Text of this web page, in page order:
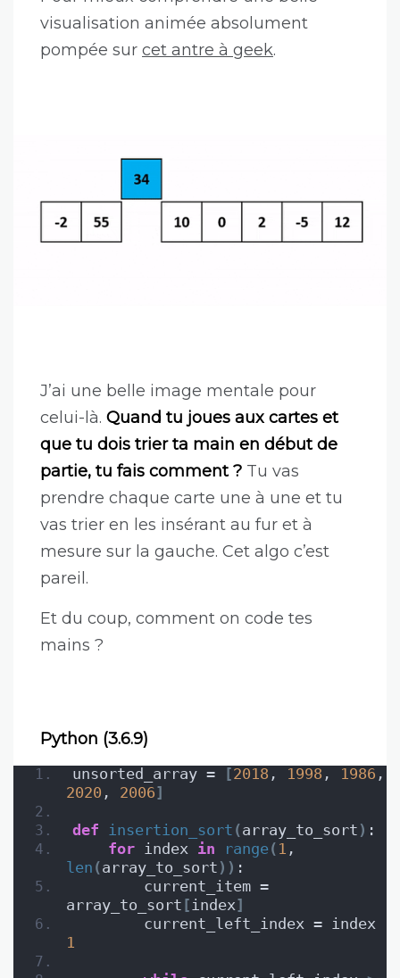
visualisation animée absolument
pompée sur cet antre à geek.
J’ai une belle image mentale pour
celui-là. Quand tu joues aux cartes et
que tu dois trier ta main en début de
partie, tu fais comment ? Tu vas
prendre chaque carte une à une et tu
vas trier en les insérant au fur et à
mesure sur la gauche. Cet algo c’est
pareil.
Et du coup, comment on code tes
mains ?
Python (3.6.9)
unsorted_array = [2018 , 1998 , 1986
2020 , 2006]
def insertion_sort (array_to_sort ) :
for index in range( 1
len (array_to_sort )) :
        current_item =
array_to_sort [index]
1